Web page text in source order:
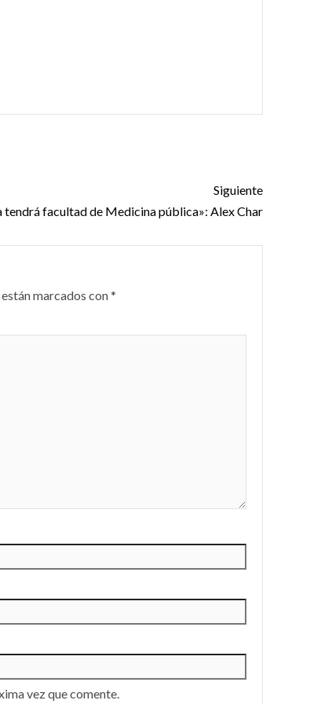
Siguiente
tendrá facultad de Medicina pública»: Alex Char
marcados con*
vez que comente.